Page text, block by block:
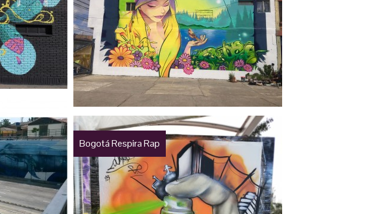
Bogotá Respira Rap